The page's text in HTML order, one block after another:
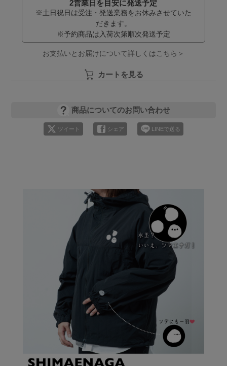
2営業日を目安に発送予定
※土日祝日は受注・発送業務をお休みさせていた
だきます。
※予約商品は入荷次第順次発送予定
お支払いとお届けについて詳しくはこちら＞
カートを見る
商品についてのお問い合わせ
ツイート シェア LINEで送る